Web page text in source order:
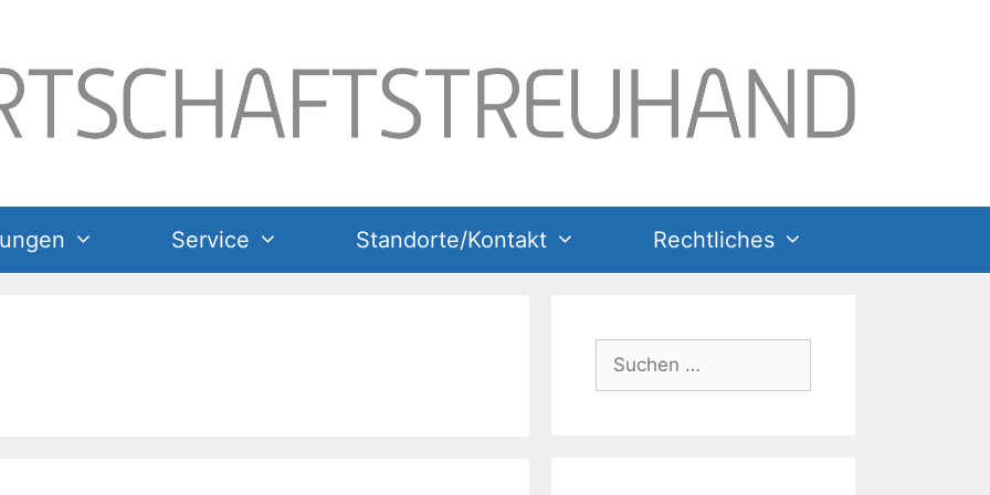
Service Standorte/Kontakt Rechtliches
nach: